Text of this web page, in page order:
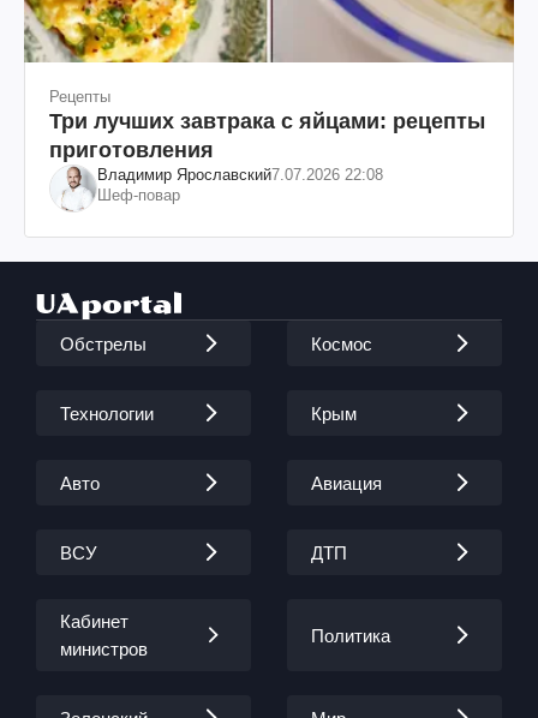
Рецепты
Три лучших завтрака с яйцами: рецепты
приготовления
Владимир Ярославский7.07.2026 22:08
Шеф-повар
Обстрелы Космос
Технологии Крым
Авто Авиация
ВСУ ДТП
Кабинет
министров
Политика